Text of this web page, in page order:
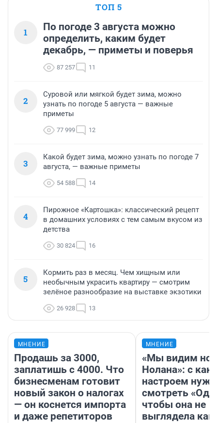
ТОП 5
1
По погоде 3 августа можно
определить, каким будет
декабрь, — приметы и поверья
87 257 11
2
Суровой или мягкой будет зима, можно
узнать по погоде 5 августа — важные
приметы
77 999 12
3
Какой будет зима, можно узнать по погоде 7
августа, — важные приметы
54 588 14
4
Пирожное «Картошка»: классический рецепт
в домашних условиях с тем самым вкусом из
детства
30 824 16
5
Кормить раз в месяц. Чем хищным или
необычным украсить квартиру — смотрим
зелёное разнообразие на выставке экзотики
26 928 13
МНЕНИЕ
Продашь за 3000,
заплатишь с 4000. Что
бизнесменам готовит
новый закон о налогах
— он коснется импорта
и даже репетиторов
МНЕНИЕ
«Мы видим
Нолана»: с
настроем
смотреть
чтобы она не
выглядела как